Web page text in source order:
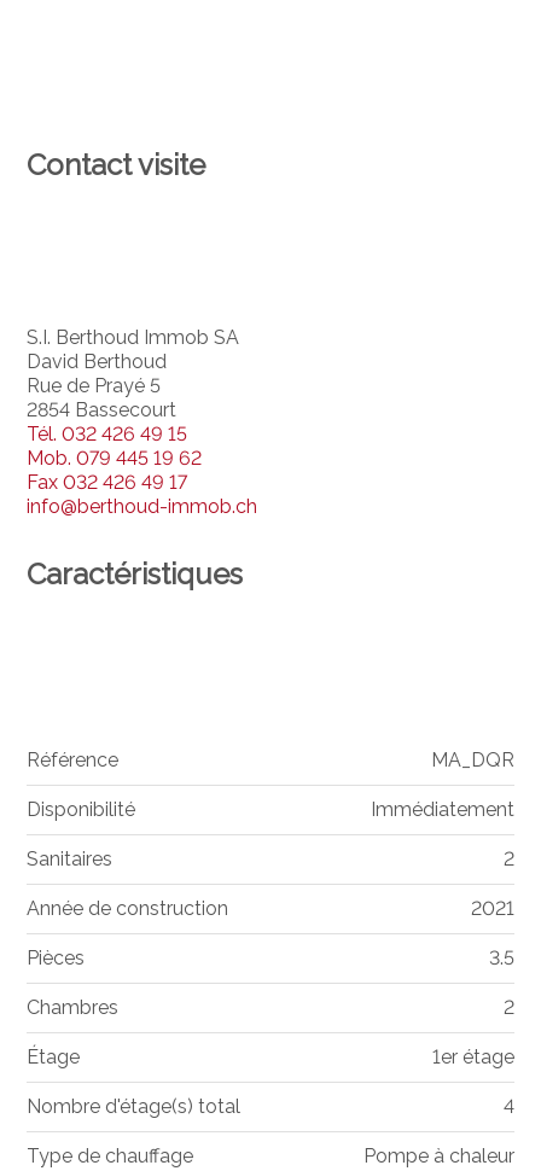
Contact visite
S.I. Berthoud Immob SA
David Berthoud
Rue de Prayé 5
2854 Bassecourt
Tél.032 426 49 15
Mob.079 445 19 62
Fax032 426 49 17
info@berthoud-immob.ch
Caractéristiques
Référence MA_DQR
Disponibilité Immédiatement
Sanitaires 2
Année de construction 2021
Pièces 3.5
Chambres 2
Étage 1er étage
Nombre d'étage(s) total 4
Type de chauffage Pompe à chaleur